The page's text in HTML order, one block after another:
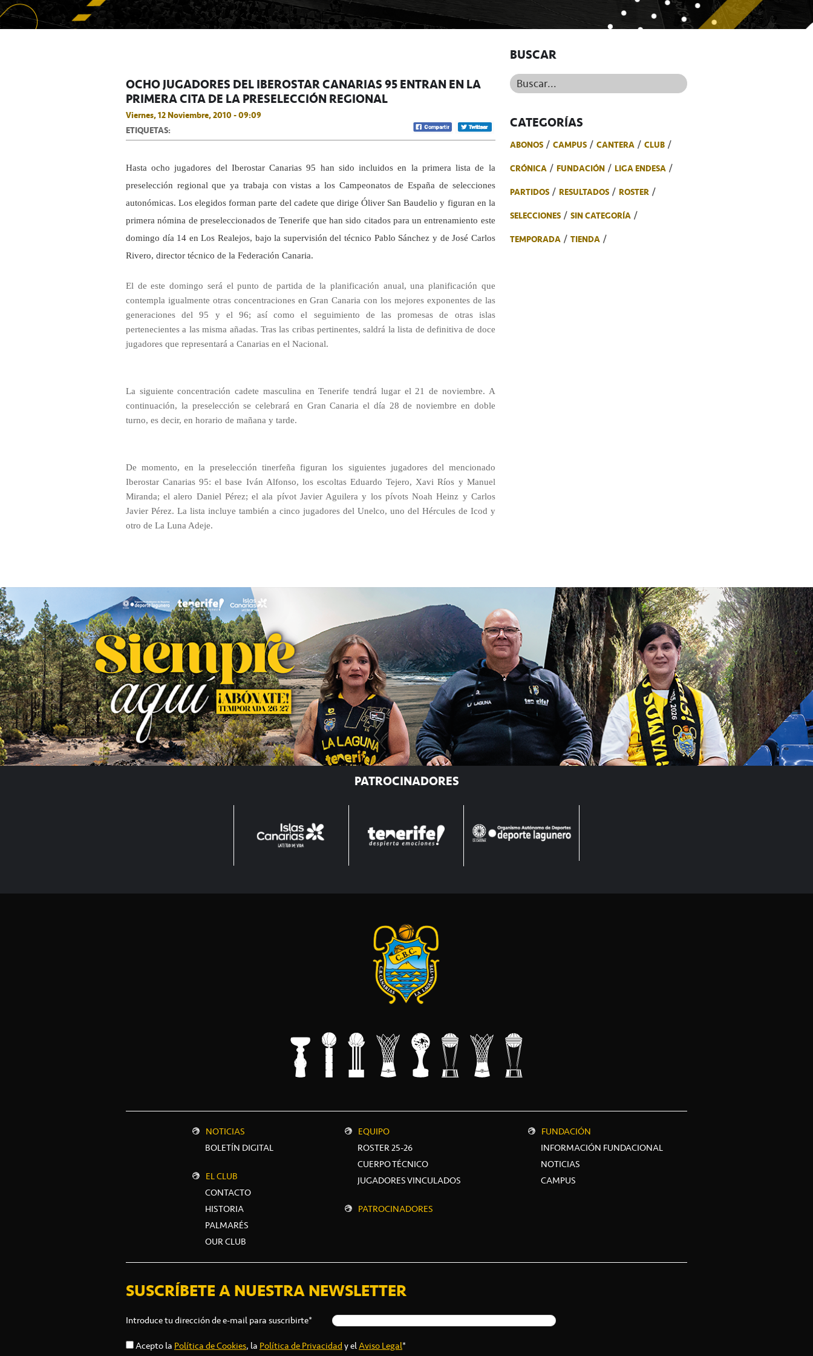
OCHO JUGADORES DEL IBEROSTAR CANARIAS 95 ENTRAN EN LA
PRIMERA CITA DE LA PRESELECCIÓN REGIONAL
Viernes, 12 Noviembre, 2010 - 09:09
ETIQUETAS:
Hasta ocho jugadores del Iberostar Canarias 95 han sido incluidos en la primera lista de la
preselección regional que ya trabaja con vistas a los Campeonatos de España de selecciones
autonómicas. Los elegidos forman parte del cadete que dirige Óliver San Baudelio y figuran en la
primera nómina de preseleccionados de Tenerife que han sido citados para un entrenamiento este
domingo día 14 en Los Realejos, bajo la supervisión del técnico Pablo Sánchez y de José Carlos
Rivero, director técnico de la Federación Canaria.
El de este domingo será el punto de partida de la planificación anual, una planificación que
contempla igualmente otras concentraciones en Gran Canaria con los mejores exponentes de las
generaciones del 95 y el 96; así como el seguimiento de las promesas de otras islas
pertenecientes a las misma añadas. Tras las cribas pertinentes, saldrá la lista de definitiva de doce
jugadores que representará a Canarias en el Nacional.
La siguiente concentración cadete masculina en Tenerife tendrá lugar el 21 de noviembre. A
continuación, la preselección se celebrará en Gran Canaria el día 28 de noviembre en doble
turno, es decir, en horario de mañana y tarde.
De momento, en la preselección tinerfeña figuran los siguientes jugadores del mencionado
Iberostar Canarias 95: el base Iván Alfonso, los escoltas Eduardo Tejero, Xavi Ríos y Manuel
Miranda; el alero Daniel Pérez; el ala pívot Javier Aguilera y los pívots Noah Heinz y Carlos
Javier Pérez. La lista incluye también a cinco jugadores del Unelco, uno del Hércules de Icod y
otro de La Luna Adeje.
BUSCAR
Buscar...
CATEGORÍAS
ABONOS CAMPUS CANTERA
CLUB
CRÓNICA
FUNDACIÓN
LIGA ENDESA
PARTIDOS
RESULTADOS
ROSTER
SELECCIONES
SIN CATEGORÍA
TEMPORADA
TIENDA
PATROCINADORES
NOTICIAS
BOLETÍN DIGITAL
EL CLUB
CONTACTO
HISTORIA
PALMARÉS
OUR CLUB
EQUIPO
ROSTER 25-26
CUERPO TÉCNICO
JUGADORES VINCULADOS
PATROCINADORES
FUNDACIÓN
INFORMACIÓN FUNDACIONAL
NOTICIAS
CAMPUS
SUSCRÍBETE A NUESTRA NEWSLETTER
Introduce tu dirección de e-mail para suscribirte*
Acepto la Política de Cookies, la Política de Privacidady elAviso Legal*